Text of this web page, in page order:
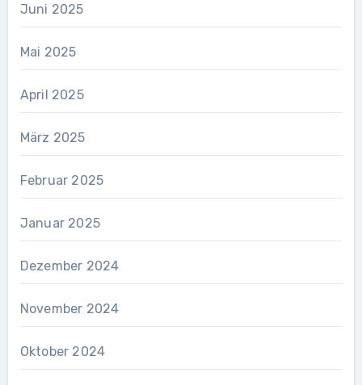
Juni 2025
Mai 2025
April 2025
März 2025
Februar 2025
Januar 2025
Dezember 2024
November 2024
Oktober 2024